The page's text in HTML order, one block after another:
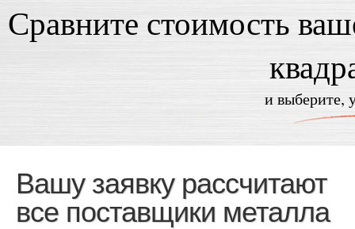
Сравните стоимость
и выберите,
Вашу заявку рассчитают
все поставщики металла